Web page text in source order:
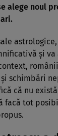
alege noul
și
schimbări
că nu
facă tot